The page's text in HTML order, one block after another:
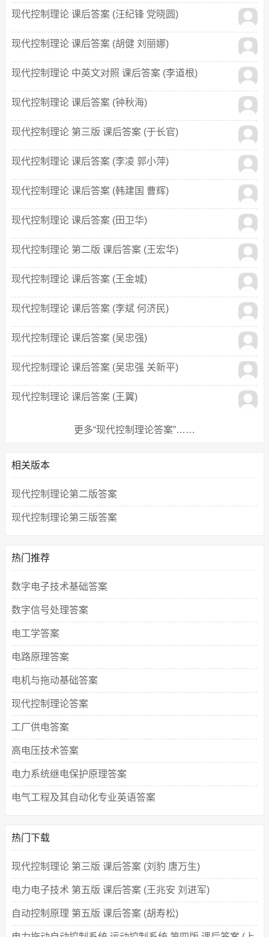
现代控制理论 课后答案 (汪纪锋 党晓圆)
现代控制理论 课后答案 (胡健 刘丽娜)
现代控制理论 中英文对照 课后答案 (李道根)
现代控制理论 课后答案 (钟秋海)
现代控制理论 第三版 课后答案 (于长官)
现代控制理论 课后答案 (李凌 郭小萍)
现代控制理论 课后答案 (韩建国 曹辉)
现代控制理论 课后答案 (田卫华)
现代控制理论 第二版 课后答案 (王宏华)
现代控制理论 课后答案 (王金城)
现代控制理论 课后答案 (李斌 何济民)
现代控制理论 课后答案 (吴忠强)
现代控制理论 课后答案 (吴忠强 关新平)
现代控制理论 课后答案 (王翼)
更多“现代控制理论答案”……
相关版本
现代控制理论第二版答案
现代控制理论第三版答案
热门推荐
数字电子技术基础答案
数字信号处理答案
电工学答案
电路原理答案
电机与拖动基础答案
现代控制理论答案
工厂供电答案
高电压技术答案
电力系统继电保护原理答案
电气工程及其自动化专业英语答案
热门下载
现代控制理论 第三版 课后答案 (刘豹 唐万生)
电力电子技术 第五版 课后答案 (王兆安 刘进军)
自动控制原理 第五版 课后答案 (胡寿松)